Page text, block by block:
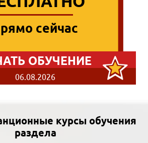
сейчас
ОБУЧЕНИЕ
06.08.2026
курсы обучения
раздела